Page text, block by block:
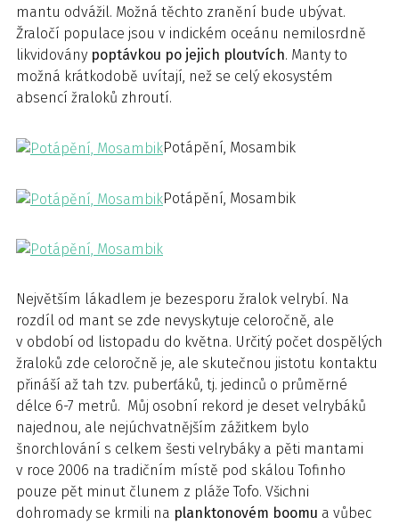
mantu odvážil. Možná těchto zranění bude ubývat.
Žraločí populace jsou v indickém oceánu nemilosrdně
likvidovány poptávkou po jejich ploutvích. Manty to
možná krátkodobě uvítají, než se celý ekosystém
absencí žraloků zhroutí.
Potápění, Mosambik
Potápění, Mosambik
Největším lákadlem je bezesporu žralok velrybí. Na
rozdíl od mant se zde nevyskytuje celoročně, ale
v období od listopadu do května. Určitý počet dospělých
žraloků zde celoročně je, ale skutečnou jistotu kontaktu
přináší až tah tzv. puberťáků, tj. jedinců o průměrné
délce 6-7 metrů. Můj osobní rekord je deset velrybáků
najednou, ale nejúchvatnějším zážitkem bylo
šnorchlování s celkem šesti velrybáky a pěti mantami
v roce 2006 na tradičním místě pod skálou Tofinho
pouze pět minut člunem z pláže Tofo. Všichni
dohromady se krmili na planktonovém boomu a vůbec